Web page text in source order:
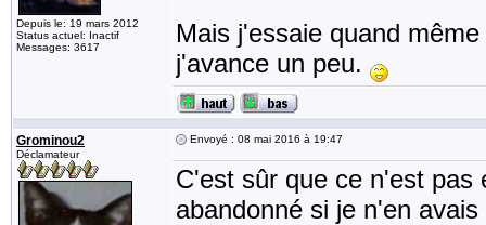
Depuis le: 19 mars 2012
Status actuel: Inactif
Messages: 3617
Mais j'essaie quand
j'avance un peu.
Grominou2
Déclamateur
Envoyé : 08 mai 2016 à 19:47
C'est sûr que ce n'est pas
abandonné si je n'en